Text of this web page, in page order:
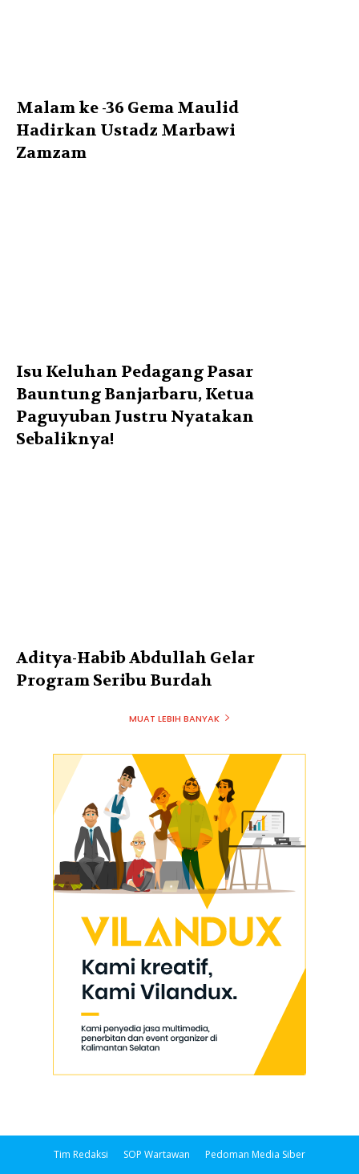
Malam ke -36 Gema Maulid
Hadirkan Ustadz Marbawi
Zamzam
Isu Keluhan Pedagang Pasar
Bauntung Banjarbaru, Ketua
Paguyuban Justru Nyatakan
Sebaliknya!
Aditya-Habib Abdullah Gelar
Program Seribu Burdah
MUAT LEBIH BANYAK
Tim Redaksi SOP Wartawan Pedoman Media Siber